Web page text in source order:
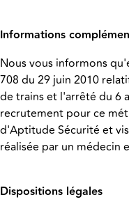
Informations
Nous vous informons
708 du 29 juin 2010
de trains et l'arrêté du 6
recrutement pour ce
d'Aptitude Sécurité et
réalisée par un médecin
Dispositions légales